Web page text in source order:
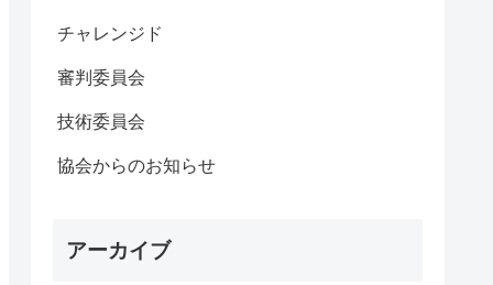
チャレンジド
審判委員会
技術委員会
協会からのお知らせ
アーカイブ